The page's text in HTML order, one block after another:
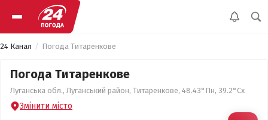
24 Канал Погода Титаренкове
Погода Титаренкове
Луганська обл., Луганський район, Титаренкове, 48.43°Пн, 39.2°Сх
Змінити місто